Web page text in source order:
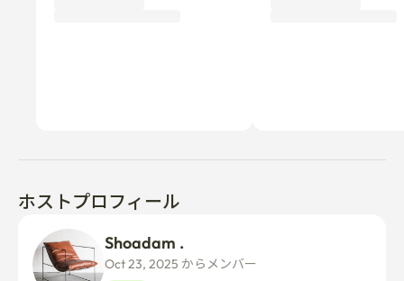
ホストプロフィール
Shoadam .
Oct 23, 2025 からメンバー